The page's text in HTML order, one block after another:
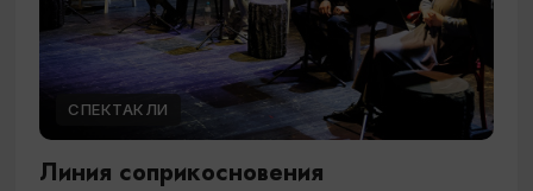
СПЕКТАКЛИ
Линия соприкосновения